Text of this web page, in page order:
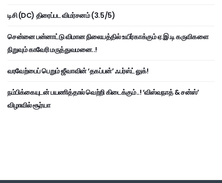
டிசி (DC) திரைப்பட விமர்சனம் (3.5/5)
சென்னை பன்னாட்டு விமான நிலையத்தில் உயிர்காக்கும் ஏ.இ.டி கருவிகளை
நிறுவும் காவேரி மருத்துவமனை..!
வரவேற்பைப் பெறும் ஜீவாவின் ‘தகப்பன்’ ஃபர்ஸ்ட் லுக்!
நம்பிக்கையுடன் பயணித்தால் வெற்றி கிடைக்கும்..! ‘விஸ்வநாத் & சன்ஸ்’
விழாவில் சூர்யா